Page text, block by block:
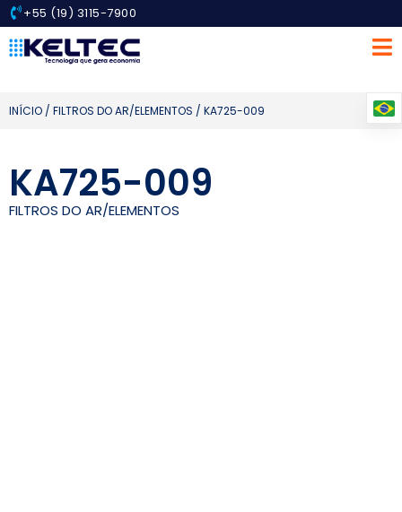
+55 (19) 3115-7900
INÍCIO / FILTROS DO AR/ELEMENTOS / KA725-009
KA725-009
FILTROS DO AR/ELEMENTOS